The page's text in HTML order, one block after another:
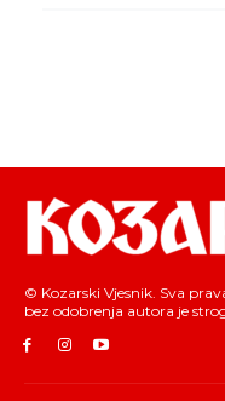
© Kozarski Vjesnik. Sva
bez odobrenja autora je